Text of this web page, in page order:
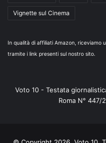
Vignette sul Cinema
In qualità di affiliati Amazon, riceviamo
tramite i link presenti sul nostro sito.
Voto 10 - Testata
Roma N°